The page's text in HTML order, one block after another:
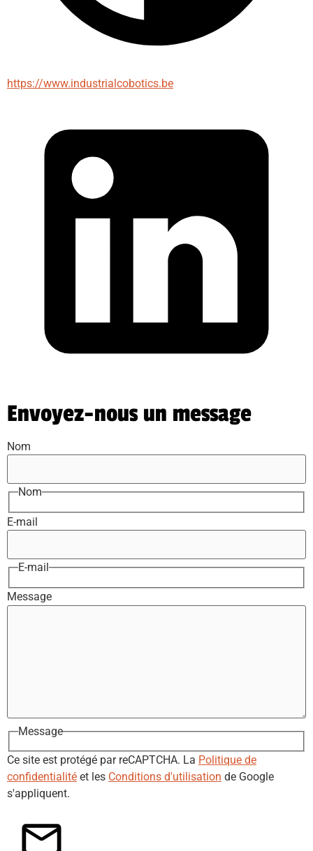
https://www.industrialcobotics.be
Envoyez-nous un message
Nom
Nom
E-mail
E-mail
Message
Message
Ce site est protégé par reCAPTCHA. La Politique de
confidentialité et les Conditions d'utilisation de Google
s'appliquent.